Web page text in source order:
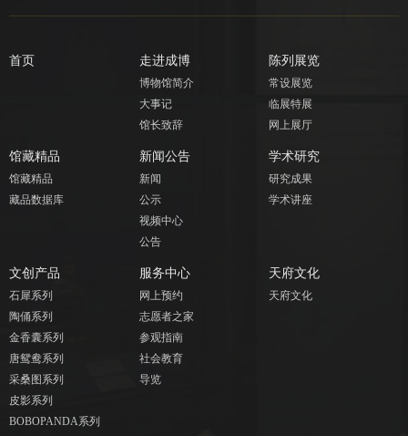
首页 走进成博
博物馆简介
大事记
馆长致辞
陈列展览
常设展览
临展特展
网上展厅
馆藏精品
馆藏精品
藏品数据库
新闻公告
新闻
公示
视频中心
公告
学术研究
研究成果
学术讲座
文创产品
石犀系列
陶俑系列
金香囊系列
唐鸳鸯系列
采桑图系列
皮影系列
BOBOPANDA系列
服务中心
网上预约
志愿者之家
参观指南
社会教育
导览
天府文化
天府文化